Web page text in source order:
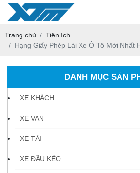
Trang chủ
Tiện ích
Hạng Giấy Phép Lái Xe Ô Tô Mới Nhất
DANH MỤC SẢN
XE KHÁCH
XE VAN
XE TẢI
XE ĐẦU KÉO